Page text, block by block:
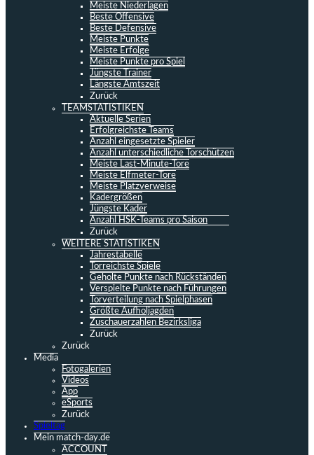
Meiste Niederlagen
Beste Offensive
Beste Defensive
Meiste Punkte
Meiste Erfolge
Meiste Punkte pro Spiel
Jüngste Trainer
Längste Amtszeit
Zurück
TEAMSTATISTIKEN
Aktuelle Serien
Erfolgreichste Teams
Anzahl eingesetzte Spieler
Anzahl unterschiedliche Torschützen
Meiste Last-Minute-Tore
Meiste Elfmeter-Tore
Meiste Platzverweise
Kadergrößen
Jüngste Kader
Anzahl HSK-Teams pro Saison
Zurück
WEITERE STATISTIKEN
Jahrestabelle
Torreichste Spiele
Geholte Punkte nach Rückständen
Verspielte Punkte nach Führungen
Torverteilung nach Spielphasen
Größte Aufholjagden
Zuschauerzahlen Bezirksliga
Zurück
Zurück
Media
Fotogalerien
Videos
App
eSports
Zurück
Spieltag
Mein match-day.de
ACCOUNT